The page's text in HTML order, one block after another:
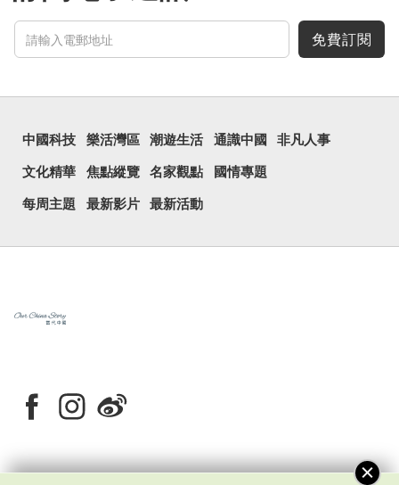
免費訂閱
中國科技 樂活灣區 潮遊生活 通識中國 非凡人事
文化精華 焦點縱覽 名家觀點 國情專題
每周主題 最新影片 最新活動